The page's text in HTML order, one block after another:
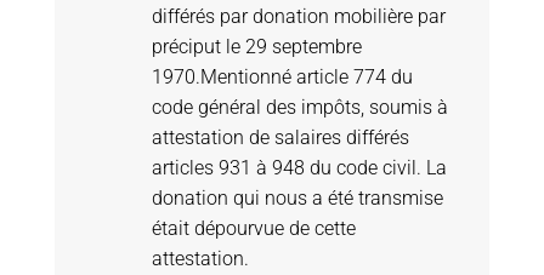
différés par donation mobilière par
préciput le 29 septembre
1970.Mentionné article 774 du
code général des impôts, soumis à
attestation de salaires différés
articles 931 à 948 du code civil. La
donation qui nous a été transmise
était dépourvue de cette
attestation.